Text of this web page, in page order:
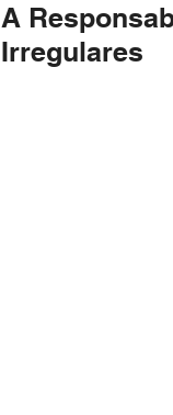
A
Irregulares